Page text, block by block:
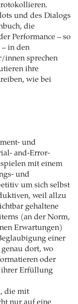
und des Dialogs
die
Performance – so
– in den
innen sprechen
ihre
wie bei
und
and-Error-
mit einem
und
um sich selbst
weil allzu
gehaltene
(an der Norm,
Erwartungen)
einer
dort, wo
oder
ihrer Erfüllung
die mit